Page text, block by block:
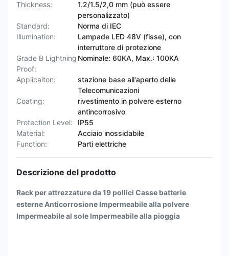
Thickness:
1.2/1.5/2,0 mm (può essere
personalizzato)
Standard:
Norma di IEC
Illumination:
Lampade LED 48V (fisse), con
interruttore di protezione
Grade B Lightning
Proof:
Nominale: 60KA, Max.: 100KA
Applicaiton:
stazione base all'aperto delle
Telecomunicazioni
Coating:
rivestimento in polvere esterno
antincorrosivo
Protection Level:
IP55
Material:
Acciaio inossidabile
Function:
Parti elettriche
Descrizione del prodotto
Rack per attrezzature da 19 pollici Casse batterie
esterne Anticorrosione Impermeabile alla polvere
Impermeabile al sole Impermeabile alla pioggia